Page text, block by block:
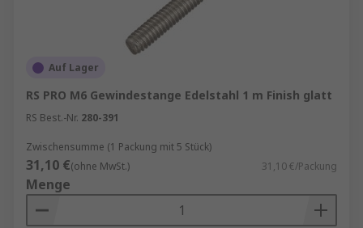
Auf Lager
RS PRO M6 Gewindestange Edelstahl 1 m Finish glatt
RS Best.-Nr. 280-391
Zwischensumme (1 Packung mit 5 Stück)
31,10 €(ohne MwSt.) 31,10 €/Packung
Menge